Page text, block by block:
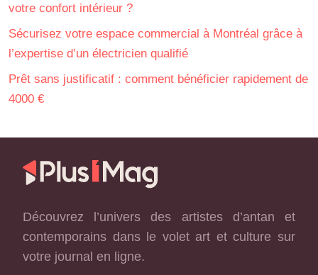
votre confort intérieur ?
Sécurisez votre espace commercial à Montréal grâce à
l’expertise d’un électricien qualifié
Prêt sans justificatif : comment bénéficier rapidement de
4000 €
Découvrez l’univers des artistes d’antan et
contemporains dans le volet art et culture sur
votre journal en ligne.